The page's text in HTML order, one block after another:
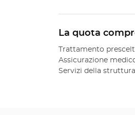
La quota
Trattamento
Assicurazione
Servizi della struttura